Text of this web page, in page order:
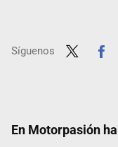
Síguenos
En Motorpasión